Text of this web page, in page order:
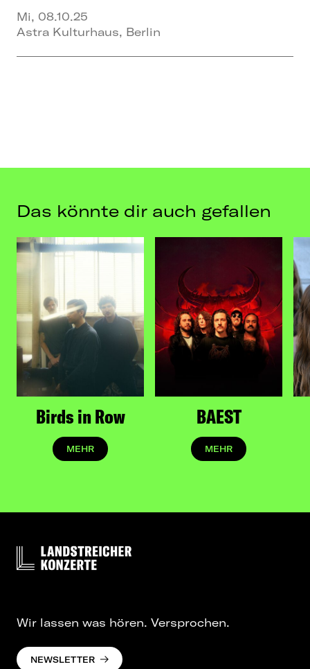
Mi, 08.10.25
Astra Kulturhaus, Berlin
Das könnte dir auch gefallen
Birds in Row
MEHR
BAEST
MEHR
Wir lassen was hören. Versprochen.
NEWSLETTER